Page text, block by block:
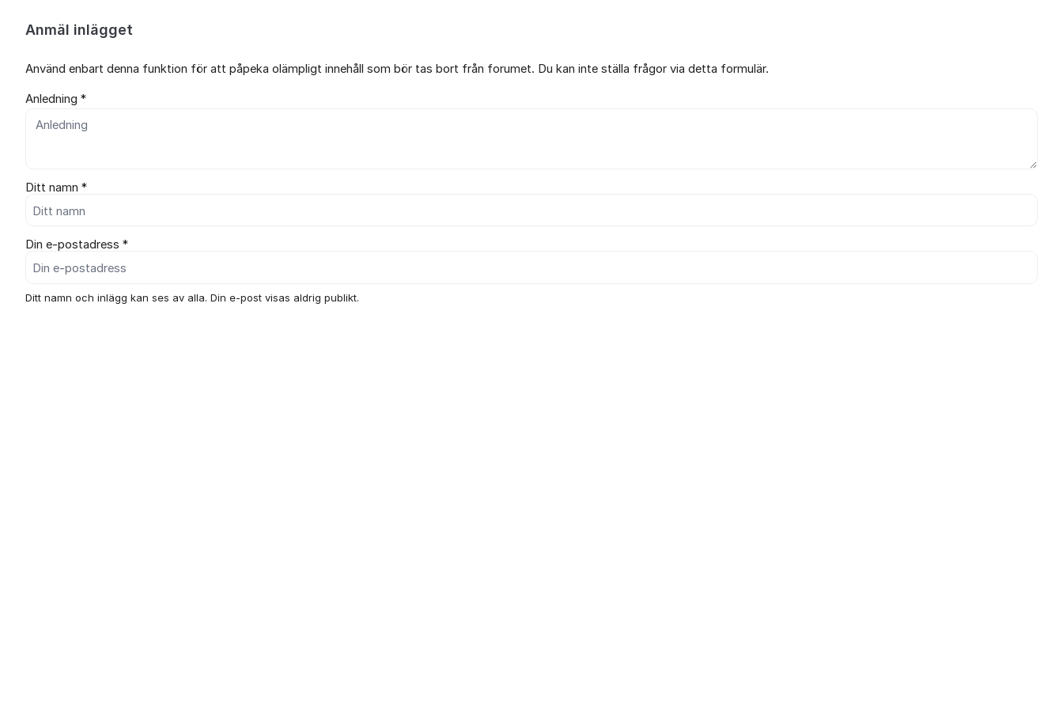
Anmäl inlägget
Använd enbart denna funktion för att påpeka olämpligt innehåll som bör tas bort från forumet. Du kan inte ställa frågor via detta formulär.
Anledning *
Ditt namn *
Din e-postadress *
Ditt namn och inlägg kan ses av alla. Din e-post visas aldrig publikt.